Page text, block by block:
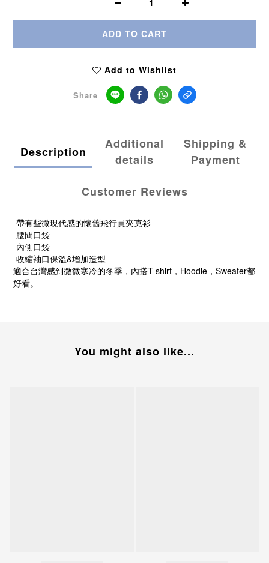
ADD TO CART
Add to Wishlist
Share
Description
Additional
details
Shipping &
Payment
Customer Reviews
-帶有些微現代感的懷舊飛行員夾克衫
-腰間口袋
-內側口袋
-收縮袖口保溫&增加造型
適合台灣感到微微寒冷的冬季，內搭T-shirt，Hoodie，Sweater都
好看。
You might also like...